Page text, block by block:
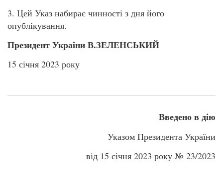
3. Цей Указ набирає чинності з дня його
опублікування.
Президент України В.ЗЕЛЕНСЬКИЙ
15 січня 2023 року
Введено в дію
Указом Президента України
від 15 січня 2023 року № 23/2023